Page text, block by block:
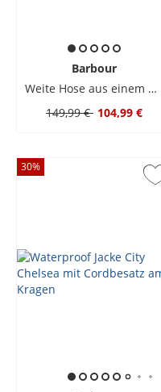
Barbour
Weite Hose aus einem Baumwolle-Leinen-Mix, Relaxed Fit
149,99 € 104,99 €
30%